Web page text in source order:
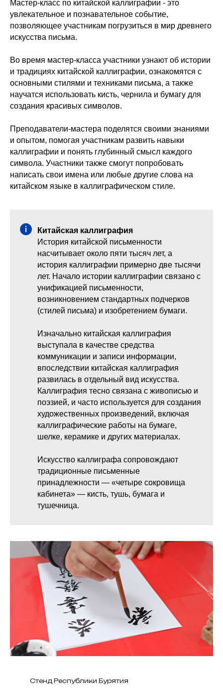
Мастер-класс по китайской каллиграфии - это
увлекательное и познавательное событие,
позволяющее участникам погрузиться в мир древнего
искусства письма.
Во время мастер-класса участники узнают об истории
и традициях китайской каллиграфии, ознакомятся с
основными стилями и техниками письма, а также
научатся использовать кисть, чернила и бумагу для
создания красивых символов.
Преподаватели-мастера поделятся своими знаниями
и опытом, помогая участникам развить навыки
каллиграфии и понять глубинный смысл каждого
символа. Участники также смогут попробовать
написать свои имена или любые другие слова на
китайском языке в каллиграфическом стиле.
Китайская каллиграфия
История китайской письменности
насчитывает около пяти тысяч лет, а
история каллиграфии примерно две тысячи
лет. Начало истории каллиграфии связано с
унификацией письменности,
возникновением стандартных подчерков
(стилей письма) и изобретением бумаги.
Изначально китайская каллиграфия
выступала в качестве средства
коммуникации и записи информации,
впоследствии китайская каллиграфия
развилась в отдельный вид искусства.
Каллиграфия тесно связана с живописью и
поэзией, и часто используется для создания
художественных произведений, включая
каллиграфические работы на бумаге,
шелке, керамике и других материалах.
Искусство каллиграфа сопровождают
традиционные письменные
принадлежности — «четыре сокровища
кабинета» — кисть, тушь, бумага и
тушечница.
Стенд Республики Бурятия